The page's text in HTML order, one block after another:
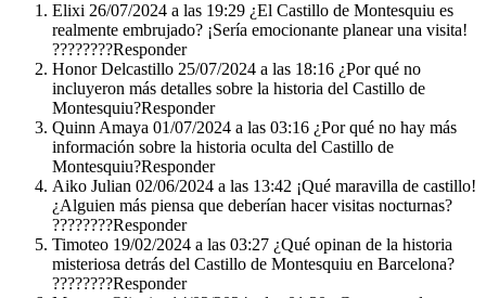
Elixi 26/07/2024 a las 19:29 ¿El Castillo de Montesquiu es
realmente embrujado? ¡Sería emocionante planear una visita!
????????Responder
Honor Delcastillo 25/07/2024 a las 18:16 ¿Por qué no
incluyeron más detalles sobre la historia del Castillo de
Montesquiu?Responder
Quinn Amaya 01/07/2024 a las 03:16 ¿Por qué no hay más
información sobre la historia oculta del Castillo de
Montesquiu?Responder
Aiko Julian 02/06/2024 a las 13:42 ¡Qué maravilla de castillo!
¿Alguien más piensa que deberían hacer visitas nocturnas?
????????Responder
Timoteo 19/02/2024 a las 03:27 ¿Qué opinan de la historia
misteriosa detrás del Castillo de Montesquiu en Barcelona?
????????Responder